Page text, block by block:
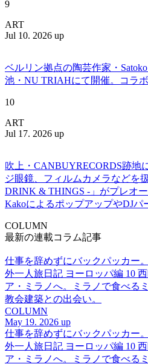
9
ART
Jul 10. 2026 up
ベルリン拠点の陶芸作家・
池・NU TRIAHにて開催。コラボ
10
ART
Jul 17. 2026 up
吹上・CANBUYRECORDS跡地
ジ眼鏡、フィルムカメラなどを
DRINK & THINGS -」がプレオ
KakoによるポップアップやDJパ
COLUMN
最新の連載コラム記事
仕事を辞めずにバックパッカー
外一人旅日記 ヨーロッパ編 10
ア・ミラノへ。ミラノで食べる
教会建築との出会い。
COLUMN
May 19. 2026 up
仕事を辞めずにバックパッカー
外一人旅日記 ヨーロッパ編 10
ア・ミラノへ。ミラノで食べる